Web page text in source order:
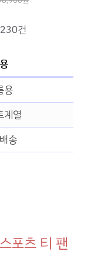
230건
용
계열
송
포츠 티 팬